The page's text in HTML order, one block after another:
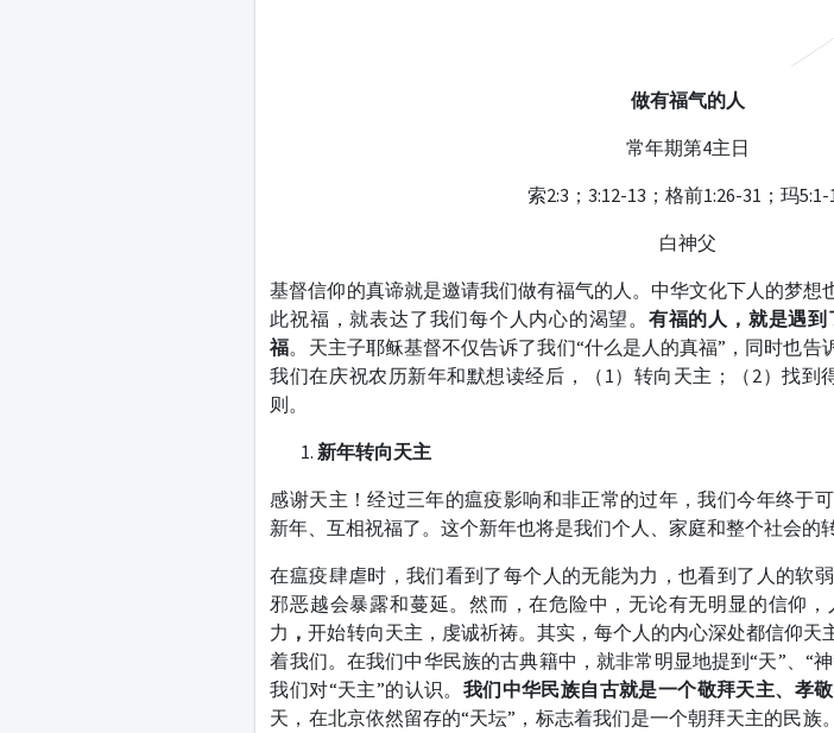
做有福气的人
常年期第4主日
索2:3；3:12-13；格前1:26-31；玛5:1-
白神父
基督信仰的真谛就是邀请我们做有福气的人。中华文化下人的梦想
此祝福，就表达了我们每个人内心的渴望。 有福的人，就是遇
福。天主子耶稣基督不仅告诉了我们“什么是人的真福”，同时也告
我们在庆祝农历新年和默想读经后，（1）转向天主；（2）找到
则。
新年转向天主
感谢天主！经过三年的瘟疫影响和非正常的过年，我们今年终于
新年、互相祝福了。这个新年也将是我们个人、家庭和整个社会的
在瘟疫肆虐时，我们看到了每个人的无能为力，也看到了人的软
邪恶越会暴露和蔓延。然而，在危险中，无论有无明显的信仰
力 ，开始转向天主，虔诚祈祷。其实，每个人的内心深处都信仰天
着我们。在我们中华民族的古典籍中，就非常明显地提到“天”、“
我们对“天主”的认识。 我们中华民族自古就是一个敬拜天主、孝
天，在北京依然留存的“天坛”，标志着我们是一个朝拜天主的民族